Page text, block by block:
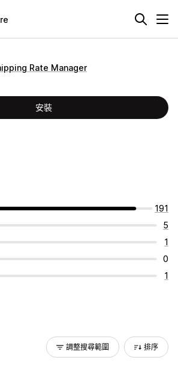
Rate Manager
安裝
191
5
1
0
1
調整搜尋範圍 排序